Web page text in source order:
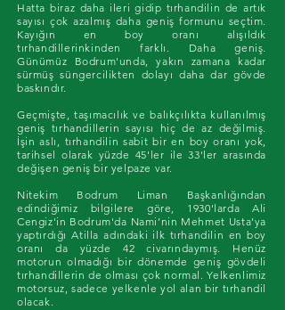
Hatta biraz daha ileri gidip tırhandilin de artık
sayısı çok azalmış daha geniş formunu seçtim.
Kayığın en boy oranı alışıldık
tırhandillerinkinden farklı. Daha geniş.
Günümüz Bodrum'unda, yakın zamana kadar
sürmüş süngercilikten dolayı daha dar gövde
baskındır.
Geçmişte, taşımacılık ve balıkçılıkta kullanılmış
geniş tırhandillerin sayısı hiç de az değilmiş.
İşin aslı, tırhandilin sabit bir en boy oranı yok,
tarihsel olarak yüzde 45'ler ile 33'ler arasında
değişen geniş bir yelpaze var.
Nitekim Bodrum Liman Başkanlığından
edindiğimiz bilgilere göre, 1930'larda Ali
Cengiz'in Bodrum'da Nami’nin Mehmet Usta’ya
yaptırdığı Atilla adındaki ilk tırhandilin en boy
oranı da yüzde 42 civarındaymış. Henüz
motorun olmadığı bir dönemde geniş gövdeli
tırhandillerin de olması çok normal. Yelkenlimiz
motorsuz, sadece yelkenle yol alan bir tırhandil
olacak.